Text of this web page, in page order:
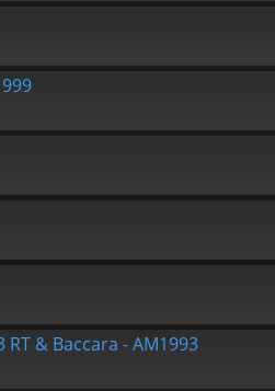
RT & Baccara - AM1993